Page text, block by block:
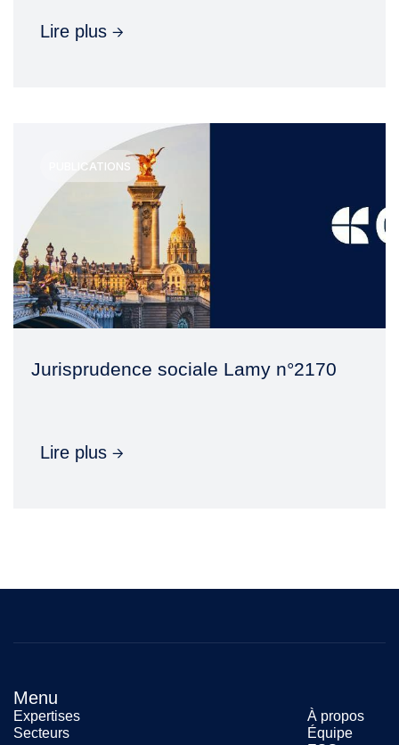
Lire plus
PUBLICATIONS
Jurisprudence sociale Lamy n°2170
Lire plus
Menu
Expertises
Secteurs
À propos
Équipe